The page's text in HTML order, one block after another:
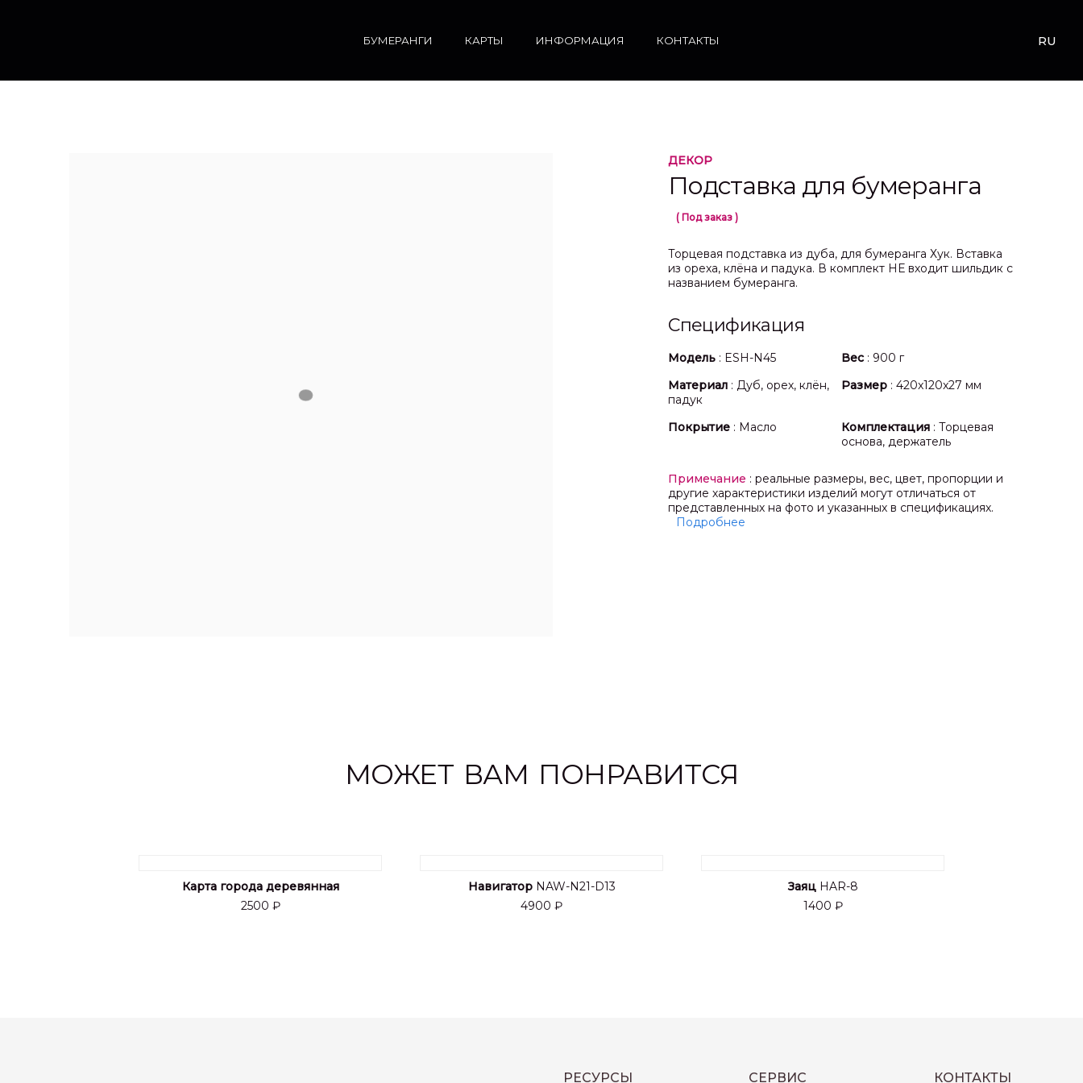
БУМЕРАНГИ КАРТЫ ИНФОРМАЦИЯ КОНТАКТЫ RU
ДЕКОР
Подставка для бумеранга
( Под заказ )
Торцевая подставка из дуба, для бумеранга Хук. Вставка
из ореха, клёна и падука. В комплект НЕ входит шильдик с
названием бумеранга.
Спецификация
Модель : ESH-N45 Вес : 900 г
Материал : Дуб, орех, клён,
падук
Размер : 420x120x27 мм
Покрытие : Масло Комплектация : Торцевая
основа, держатель
Примечание : реальные размеры, вес, цвет, пропорции и
другие характеристики изделий могут отличаться от
представленных на фото и указанных в спецификациях.
Подробнее
МОЖЕТ ВАМ ПОНРАВИТСЯ
Карта города деревянная
2500 ₽
НавигаторNAW-N21-D13
4900 ₽
ЗаяцHAR-8
1400 ₽
РЕСУРСЫ СЕРВИС КОНТАКТЫ